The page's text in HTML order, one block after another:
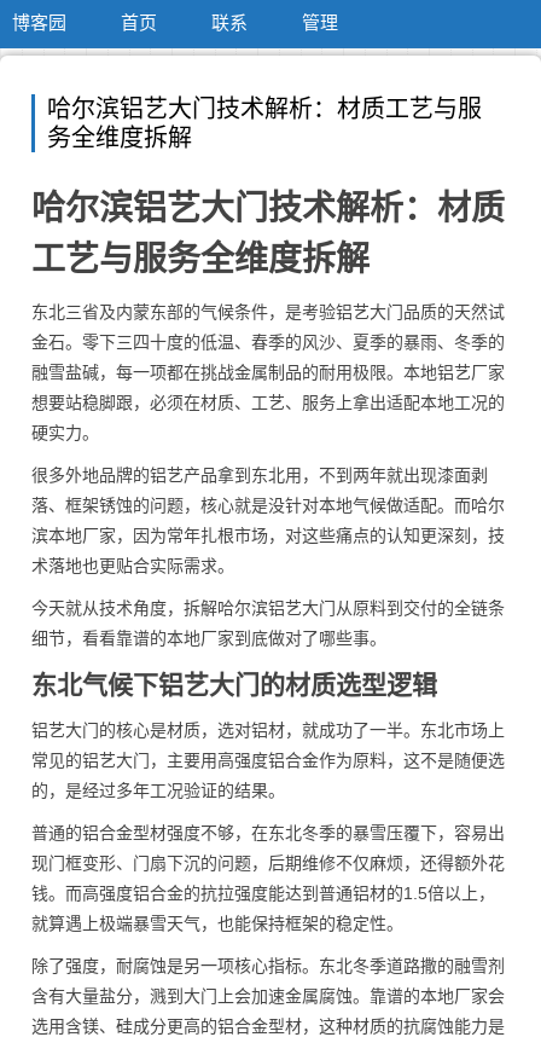
博客园 首页 联系 管理
哈尔滨铝艺大门技术解析：材质工艺与服
务全维度拆解
哈尔滨铝艺大门技术解析：材质
工艺与服务全维度拆解
东北三省及内蒙东部的气候条件，是考验铝艺大门品质的天然试
金石。零下三四十度的低温、春季的风沙、夏季的暴雨、冬季的
融雪盐碱，每一项都在挑战金属制品的耐用极限。本地铝艺厂家
想要站稳脚跟，必须在材质、工艺、服务上拿出适配本地工况的
硬实力。
很多外地品牌的铝艺产品拿到东北用，不到两年就出现漆面剥
落、框架锈蚀的问题，核心就是没针对本地气候做适配。而哈尔
滨本地厂家，因为常年扎根市场，对这些痛点的认知更深刻，技
术落地也更贴合实际需求。
今天就从技术角度，拆解哈尔滨铝艺大门从原料到交付的全链条
细节，看看靠谱的本地厂家到底做对了哪些事。
东北气候下铝艺大门的材质选型逻辑
铝艺大门的核心是材质，选对铝材，就成功了一半。东北市场上
常见的铝艺大门，主要用高强度铝合金作为原料，这不是随便选
的，是经过多年工况验证的结果。
普通的铝合金型材强度不够，在东北冬季的暴雪压覆下，容易出
现门框变形、门扇下沉的问题，后期维修不仅麻烦，还得额外花
钱。而高强度铝合金的抗拉强度能达到普通铝材的1.5倍以上，
就算遇上极端暴雪天气，也能保持框架的稳定性。
除了强度，耐腐蚀是另一项核心指标。东北冬季道路撒的融雪剂
含有大量盐分，溅到大门上会加速金属腐蚀。靠谱的本地厂家会
选用含镁、硅成分更高的铝合金型材，这种材质的抗腐蚀能力是